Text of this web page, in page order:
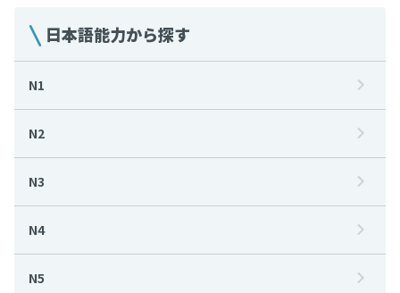
日本語能力から探す
N1
N2
N3
N4
N5